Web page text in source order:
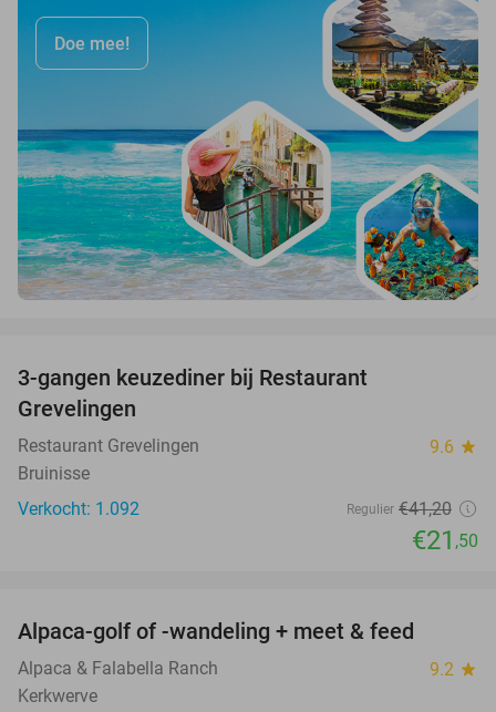
Doe mee!
3-gangen keuzediner bij Restaurant
Grevelingen
Restaurant Grevelingen 9.6 star
Bruinisse
Verkocht: 1.092
Regulier €41,20
€21 ,50
Alpaca-golf of -wandeling + meet & feed
Alpaca & Falabella Ranch 9.2 star
Kerkwerve